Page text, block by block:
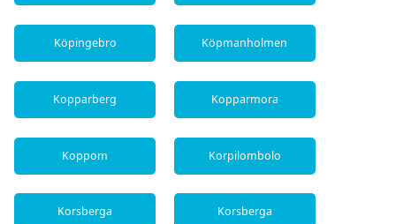
Köpingebro Köpmanholmen
Kopparberg Kopparmora
Koppom Korpilombolo
Korsberga Korsberga